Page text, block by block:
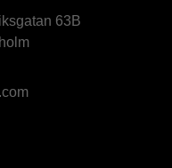
63B